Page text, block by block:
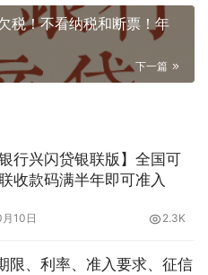
税！不看纳税和断票！年
下一篇
银行兴闪贷银联版】全国可
收款码满半年即可准入
10日 2.3K
限、利率、准入要求、征信